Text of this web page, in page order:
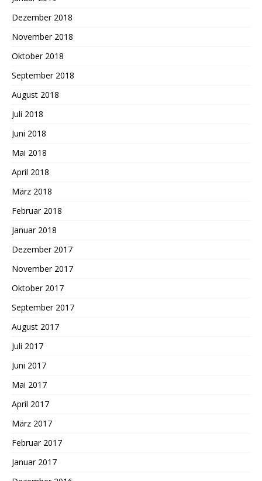
Dezember 2018
November 2018
Oktober 2018
September 2018
August 2018
Juli 2018
Juni 2018
Mai 2018
April 2018
März 2018
Februar 2018
Januar 2018
Dezember 2017
November 2017
Oktober 2017
September 2017
August 2017
Juli 2017
Juni 2017
Mai 2017
April 2017
März 2017
Februar 2017
Januar 2017